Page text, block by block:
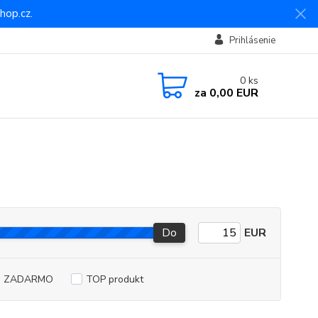
Prihlásenie
0 ks
za 0,00 EUR
Do EUR
TOP produkt